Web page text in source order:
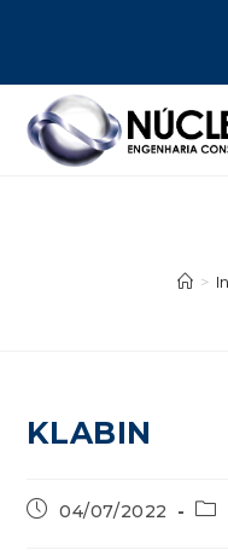
>
KLABIN
04/07/2022